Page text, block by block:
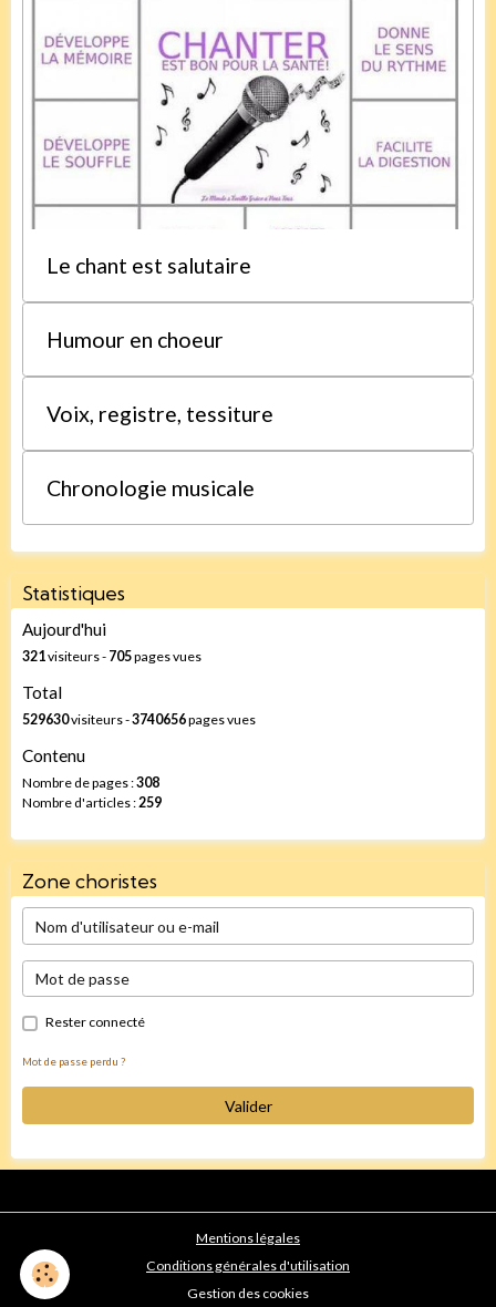
Le chant est salutaire
Humour en choeur
Voix, registre, tessiture
Chronologie musicale
Statistiques
Aujourd'hui
321visiteurs - 705pages vues
Total
529630visiteurs -3740656pages vues
Contenu
Nombre de pages :308
Nombre d'articles :259
Zone choristes
Rester connecté
Mot de passe perdu ?
Valider
Mentions légales
Conditions générales d'utilisation
Gestion des cookies